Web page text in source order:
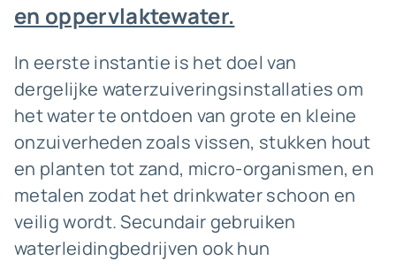
en oppervlaktewater.
In eerste instantie is het doel van
dergelijke waterzuiveringsinstallaties om
het water te ontdoen van grote en kleine
onzuiverheden zoals vissen, stukken hout
en planten tot zand, micro-organismen, en
metalen zodat het drinkwater schoon en
veilig wordt. Secundair gebruiken
waterleidingbedrijven ook hun